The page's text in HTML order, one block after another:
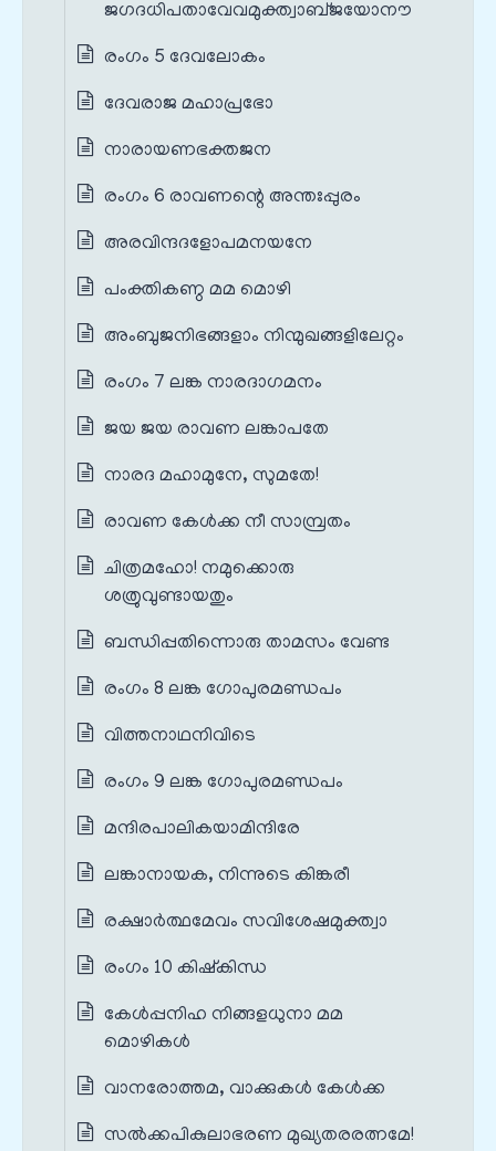
ജഗദധിപതാവേവമുക്ത്വാബ്ജയോനൗ
രംഗം 5 ദേവലോകം
ദേവരാജ മഹാപ്രഭോ
നാരായണഭക്തജന
രംഗം 6 രാവണന്റെ അന്തഃപ്പുരം
അരവിന്ദദളോപമനയനേ
പംക്തികണ്ഠ മമ മൊഴി
അംബുജനിഭങ്ങളാം നിന്മുഖങ്ങളിലേറ്റം
രംഗം 7 ലങ്ക നാരദാഗമനം
ജയ ജയ രാവണ ലങ്കാപതേ
നാരദ മഹാമുനേ, സുമതേ!
രാവണ കേള്‍ക്ക നീ സാമ്പ്രതം
ചിത്രമഹോ! നമുക്കൊരു
ശത്രുവുണ്ടായതും
ബന്ധിപ്പതിന്നൊരു താമസം വേണ്ട
രംഗം 8 ലങ്ക ഗോപുരമണ്ഡപം
വിത്തനാഥനിവിടെ
രംഗം 9 ലങ്ക ഗോപുരമണ്ഡപം
മന്ദിരപാലികയാമിന്ദിരേ
ലങ്കാനായക, നിന്നുടെ കിങ്കരീ
രക്ഷാർത്ഥമേവം സവിശേഷമുക്ത്വാ
രംഗം 10 കിഷ്കിന്ധ
കേൾപ്പനിഹ നിങ്ങളധുനാ മമ
മൊഴികൾ
വാനരോത്തമ, വാക്കുകൾ കേൾക്ക
സൽക്കപികുലാഭരണ മുഖ്യതരരത്നമേ!